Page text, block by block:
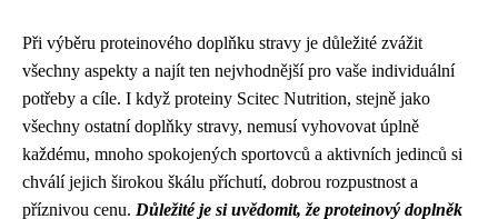
Při výběru proteinového doplňku stravy je důležité zvážit
všechny aspekty a najít ten nejvhodnější pro vaše individuální
potřeby a cíle. I když proteiny Scitec Nutrition, stejně jako
všechny ostatní doplňky stravy, nemusí vyhovovat úplně
každému, mnoho spokojených sportovců a aktivních jedinců si
chválí jejich širokou škálu příchutí, dobrou rozpustnost a
příznivou cenu. Důležité je si uvědomit, že proteinový doplněk